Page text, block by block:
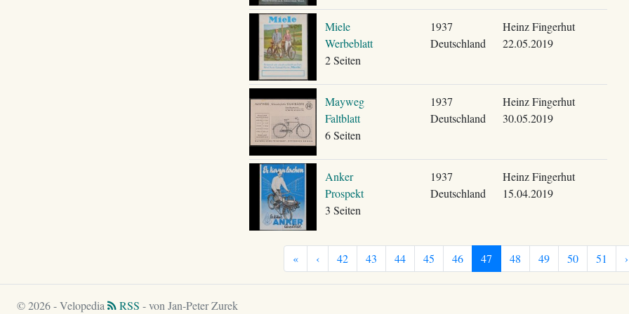
Miele
Werbeblatt
2 Seiten
1937
Deutschland
Heinz Fingerhut
22.05.2019
Mayweg
Faltblatt
6 Seiten
1937
Deutschland
Heinz Fingerhut
30.05.2019
Anker
Prospekt
3 Seiten
1937
Deutschland
Heinz Fingerhut
15.04.2019
« ‹ 42 43 44 45 46 47 48 49 50 51 ›
© 2026 - Velopedia RSS - von Jan-Peter Zurek